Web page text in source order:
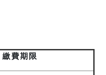
繳費期限